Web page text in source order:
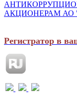
АКЦИОНЕРАМ АО
Регистратор в